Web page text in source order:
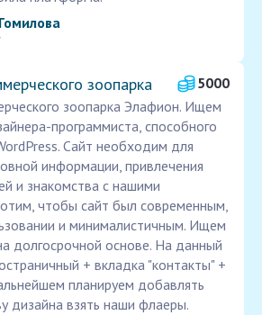
зоопарка
5000
зоопарка Элафион. Ищем
программиста, способного
Сайт необходим для
информации, привлечения
и знакомства с нашими
чтобы сайт был современным,
и минималистичным. Ищем
долгосрочной основе. На данный
+ вкладка "контакты" +
планируем добавлять
дизайна взять наши флаеры.